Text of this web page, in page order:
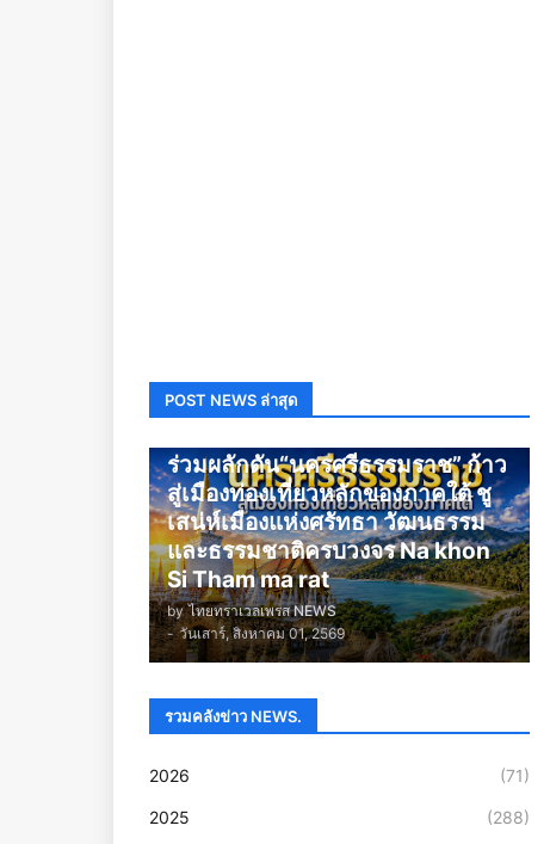
POST NEWS ล่าสุด
ร่วมผลักดัน“นครศรีธรรมราช” ก้าว
สู่เมืองท่องเที่ยวหลักของภาคใต้ ชู
เสน่ห์เมืองแห่งศรัทธา วัฒนธรรม
และธรรมชาติครบวงจร Na khon
Si Tham ma rat
by ไทยทราเวลเพรส NEWS
- วันเสาร์, สิงหาคม 01, 2569
รวมคลังข่าว NEWS.
2026 (71)
2025 (288)